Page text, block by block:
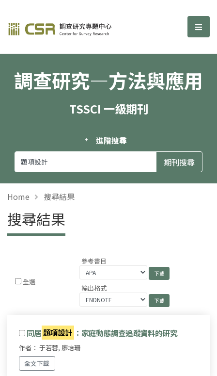
調查研究—方法與應用期刊 選
調查研究—方法與應用
TSSCI 一級期刊
進階搜尋
Home 搜尋結果
搜尋結果
全選
參考書目
輸出格式
同居題項設計 ：家庭動態調查追蹤資料的研究
作者： 于若蓉, 廖培珊
全文下載